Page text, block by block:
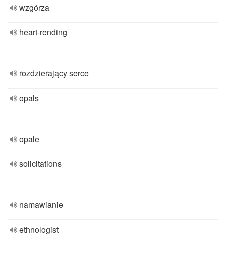
wzgórza
heart-rending
rozdzierający serce
opals
opale
solicitations
namawianie
ethnologist